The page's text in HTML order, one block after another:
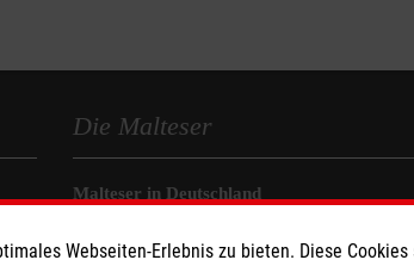
Die Malteser
Malteser in Deutschland
Webseiten-Erlebnis zu bieten. Diese